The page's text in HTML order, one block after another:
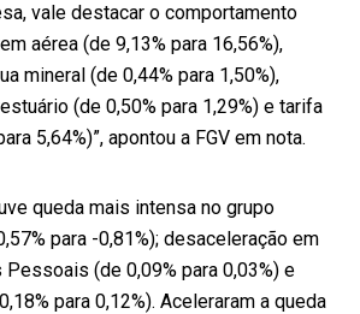
vale destacar o comportamento
aérea (de 9,13% para 16,56%),
mineral (de 0,44% para 1,50%),
(de 0,50% para 1,29%) e tarifa
5,64%)”, apontou a FGV em nota.
queda mais intensa no grupo
para -0,81%); desaceleração em
Pessoais (de 0,09% para 0,03%) e
para 0,12%). Aceleraram a queda